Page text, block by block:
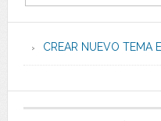
CREAR NUEVO TEMA